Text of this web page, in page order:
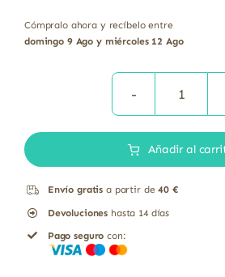
Cómpralo ahora y recíbelo entre
domingo 9 Ago y miércoles 12 Ago
Cobre
100
Añadir al
Envío gratis a partir de40 €
Devoluciones hasta 14 días
Pago seguro con: